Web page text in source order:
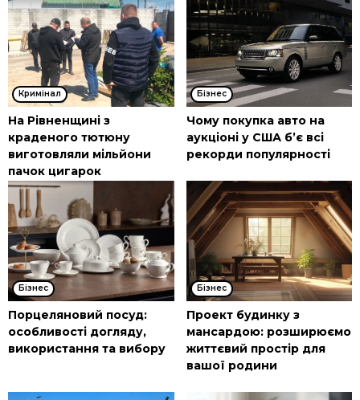
Кримінал
На Рівненщині з
краденого тютюну
виготовляли мільйони
пачок цигарок
Бізнес
Чому покупка авто на
аукціоні у США б’є всі
рекорди популярності
Бізнес
Порцеляновий посуд:
особливості догляду,
використання та вибору
Бізнес
Проект будинку з
мансардою: розширюємо
життєвий простір для
вашої родини